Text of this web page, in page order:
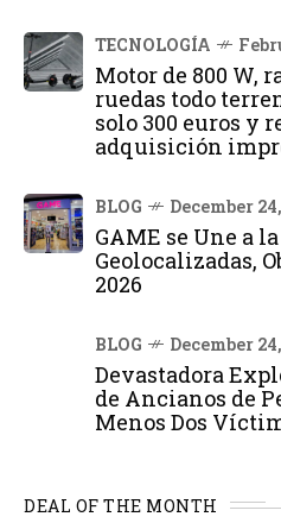
TECNOLOGÍA
Motor de 800 W,
ruedas todo
solo 300 euros y
adquisición
BLOG December
GAME se Une a
Geolocalizadas,
2026
BLOG December
Devastadora
de Ancianos de
Menos Dos
DEAL OF THE MONTH